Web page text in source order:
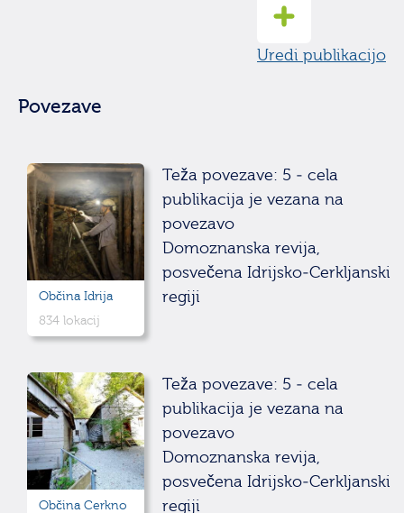
Uredi publikacijo
Povezave
Občina Idrija
834 lokacij
Teža povezave: 5 - cela
publikacija je vezana na
povezavo
Domoznanska revija,
posvečena Idrijsko-Cerkljanski
regiji
Občina Cerkno
Teža povezave: 5 - cela
publikacija je vezana na
povezavo
Domoznanska revija,
posvečena Idrijsko-Cerkljanski
regiji